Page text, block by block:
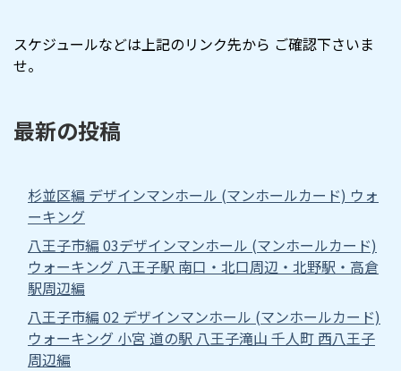
スケジュールなどは上記のリンク先から ご確認下さいま
せ。
最新の投稿
杉並区編 デザインマンホール (マンホールカード) ウォ
ーキング
八王子市編 03デザインマンホール (マンホールカード)
ウォーキング 八王子駅 南口・北口周辺・北野駅・高倉
駅周辺編
八王子市編 02 デザインマンホール (マンホールカード)
ウォーキング 小宮 道の駅 八王子滝山 千人町 西八王子
周辺編